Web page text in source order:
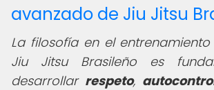
avanzado de Jiu Jitsu
La filosofía en el
Jiu Jitsu Brasileño es
desarrollar respeto,